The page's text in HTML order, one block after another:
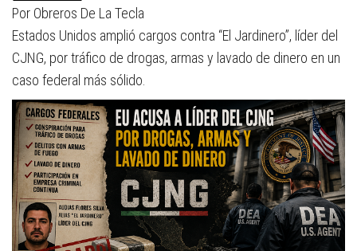
Por Obreros De La Tecla
Estados Unidos amplió cargos contra “El Jardinero”, líder del
CJNG, por tráfico de drogas, armas y lavado de dinero en un
caso federal más sólido.